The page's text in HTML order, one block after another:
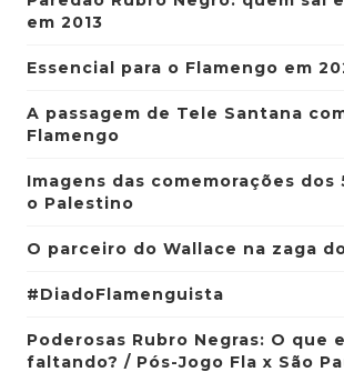
em 2013
Essencial para o Flamengo em
A passagem de Tele Santana
Flamengo
Imagens das comemorações dos
o Palestino
O parceiro do Wallace na zaga
#DiadoFlamenguista
Poderosas Rubro Negras: O que
faltando? / Pós-Jogo Fla x São